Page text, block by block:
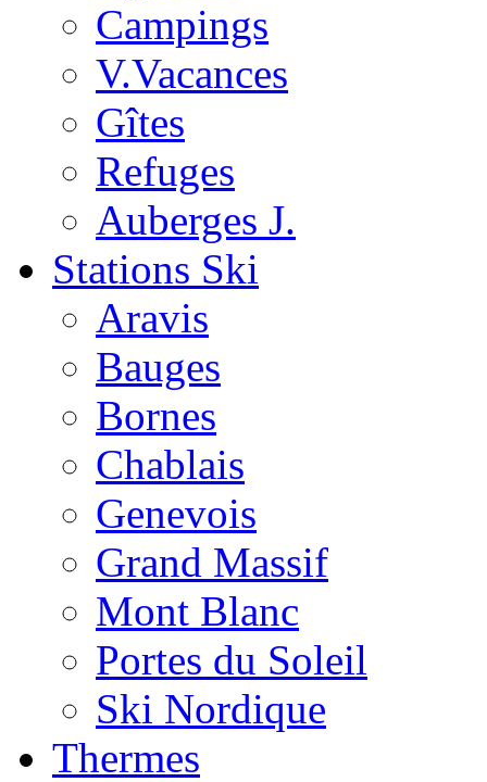
Campings
V.Vacances
Gîtes
Refuges
Auberges J.
Stations Ski
Aravis
Bauges
Bornes
Chablais
Genevois
Grand Massif
Mont Blanc
Portes du Soleil
Ski Nordique
Thermes